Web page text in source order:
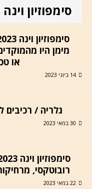
סימפוזיון וינה 2023
מימן היו
או
14 ביוני 2023
גלריה / רכיבים
30 במאי 2023
רובוטקסי,
22 במאי 2023